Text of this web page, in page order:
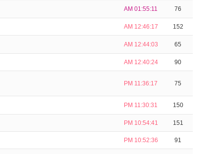
AM 01:55:11 76
AM 12:46:17 152
AM 12:44:03 65
AM 12:40:24 90
PM 11:36:17 75
PM 11:30:31 150
PM 10:54:41 151
PM 10:52:36 91